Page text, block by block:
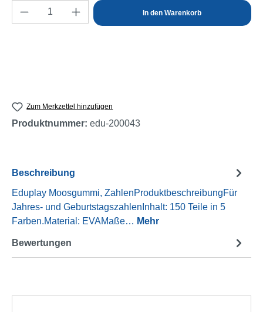
Produkt Anzahl: Gib den gewünschten
In den Warenkorb
Zum Merkzettel hinzufügen
Produktnummer: edu-200043
Beschreibung
Eduplay Moosgummi, ZahlenProduktbeschreibungFür
Jahres- und GeburtstagszahlenInhalt: 150 Teile in 5
Farben.Material: EVAMaße… Mehr
Bewertungen